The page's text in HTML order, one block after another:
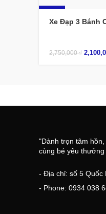
Xe Đạp 3 Bánh
2,750,000₫
"Dành trọn tâm
cùng bé yêu
- Địa chỉ: số 5 Quốc
- Phone: 0934 038